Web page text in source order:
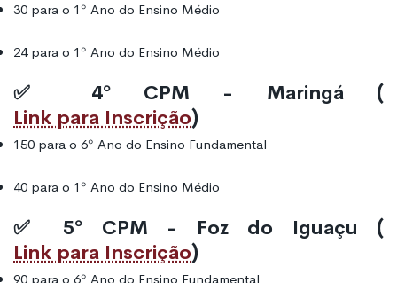
30 para o 1º Ano do Ensino Médio
24 para o 1º Ano do Ensino Médio
✅ 4º CPM - Maringá (
Link para Inscrição)
150 para o 6º Ano do Ensino Fundamental
40 para o 1º Ano do Ensino Médio
✅ 5º CPM - Foz do Iguaçu (
Link para Inscrição)
90 para o 6º Ano do Ensino Fundamental